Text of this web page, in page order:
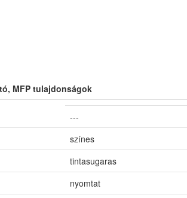
MFP tulajdonságok
---
színes
tintasugaras
nyomtat